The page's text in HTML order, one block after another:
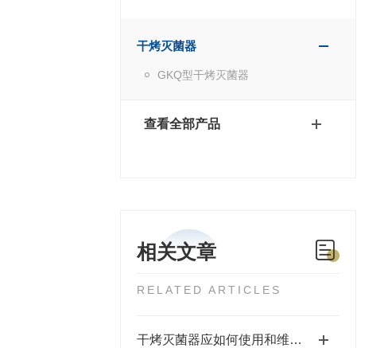
干烤灭菌器
GKQ型干烤灭菌器
查看全部产品
相关文章
RELATED ARTICLES
干烤灭菌器应如何使用和维护？